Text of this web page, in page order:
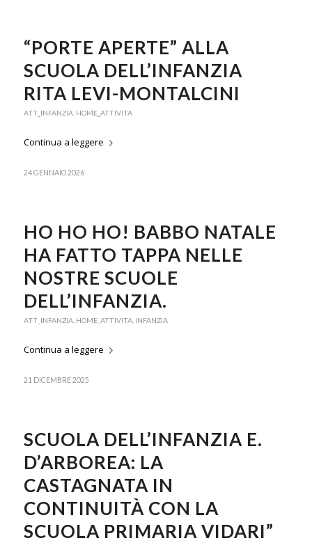
“PORTE APERTE” ALLA
SCUOLA DELL’INFANZIA
RITA LEVI-MONTALCINI
ATT_INFANZIA, HOME_ATTIVITA
Continua a leggere
24 GENNAIO 2026
HO HO HO! BABBO NATALE
HA FATTO TAPPA NELLE
NOSTRE SCUOLE
DELL’INFANZIA.
ATT_INFANZIA, HOME_ATTIVITA, INFANZIA
Continua a leggere
21 DICEMBRE 2025
SCUOLA DELL’INFANZIA E.
D’ARBOREA: LA
CASTAGNATA IN
CONTINUITÀ CON LA
SCUOLA PRIMARIA VIDARI”